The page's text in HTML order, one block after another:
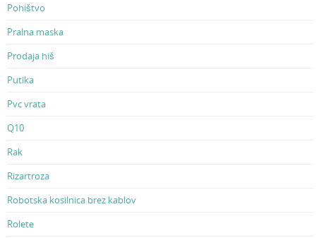
Pohištvo
Pralna maska
Prodaja hiš
Putika
Pvc vrata
Q10
Rak
Rizartroza
Robotska kosilnica brez kablov
Rolete